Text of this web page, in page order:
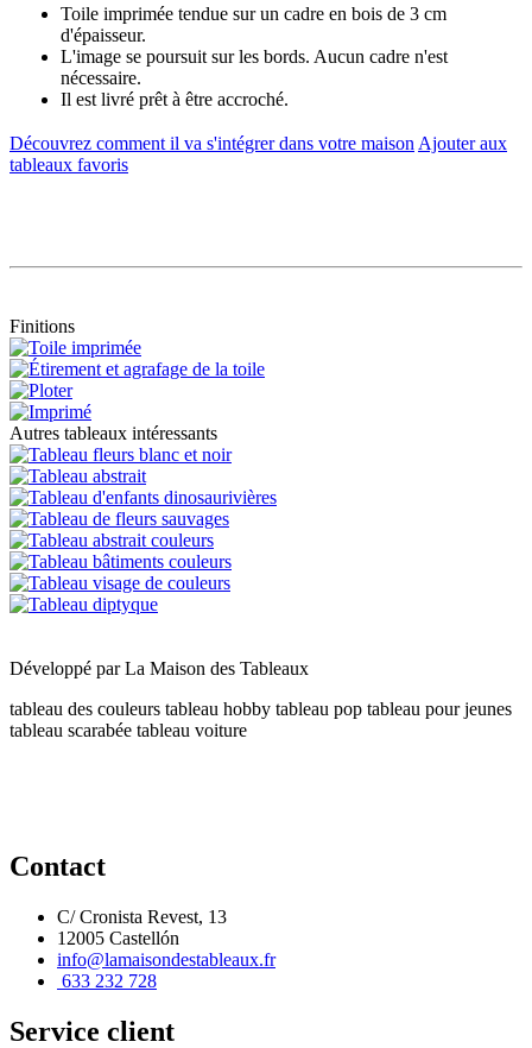
Toile imprimée tendue sur un cadre en bois de 3 cm
d'épaisseur.
L'image se poursuit sur les bords. Aucun cadre n'est
nécessaire.
Il est livré prêt à être accroché.
Découvrez comment il va s'intégrer dans votre maison Ajouter aux
tableaux favoris
Finitions
Autres tableaux intéressants
Développé parLa Maison des Tableaux
tableau des couleurs tableau hobby tableau pop tableau pour jeunes
tableau scarabée tableau voiture
Contact
C/ Cronista Revest, 13
12005 Castellón
info@lamaisondestableaux.fr
633 232 728
Service client